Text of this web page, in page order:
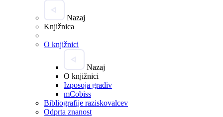
Nazaj
Knjižnica
O knjižnici
Nazaj
O knjižnici
Izposoja gradiv
mCobiss
Bibliografije raziskovalcev
Odprta znanost